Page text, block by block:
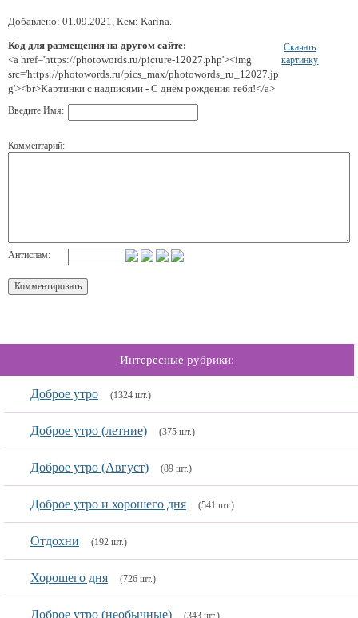
Добавлено: 01.09.2021, Кем: Karina.
Код для размещения на другом сайте:
<a href='https://photowords.ru/picture-12027.php'><img
src='https://photowords.ru/pics_max/photowords_ru_12027.jp
g'><br>Картинки с надписями - С днём рождения тебя!</a>
Скачать
картинку
Введите Имя:
Комментарий:
Антиспам:
Интересные рубрики:
Доброе утро (1324 шт.)
Доброе утро (летние) (375 шт.)
Доброе утро (Август) (89 шт.)
Доброе утро и хорошего дня (541 шт.)
Отдохни (192 шт.)
Хорошего дня (726 шт.)
Доброе утро (необычные) (343 шт.)